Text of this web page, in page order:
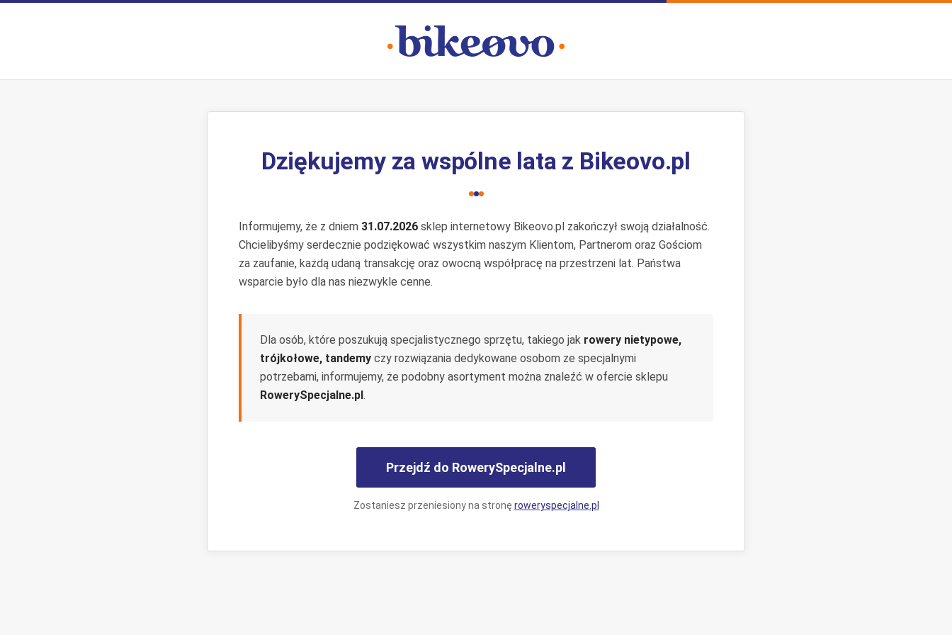
Dziękujemy za wspólne lata z Bikeovo.pl
Informujemy, że z dniem 31.07.2026 sklep internetowy Bikeovo.pl zakończył swoją działalność.
Chcielibyśmy serdecznie podziękować wszystkim naszym Klientom, Partnerom oraz Gościom
za zaufanie, każdą udaną transakcję oraz owocną współpracę na przestrzeni lat. Państwa
wsparcie było dla nas niezwykle cenne.
Dla osób, które poszukują specjalistycznego sprzętu, takiego jak rowery nietypowe,
trójkołowe, tandemy czy rozwiązania dedykowane osobom ze specjalnymi
potrzebami, informujemy, że podobny asortyment można znaleźć w ofercie sklepu
RowerySpecjalne.pl.
Przejdź do RowerySpecjalne.pl
Zostaniesz przeniesiony na stronę roweryspecjalne.pl